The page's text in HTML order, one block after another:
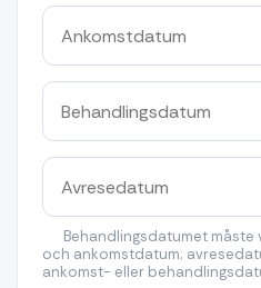
Behandlingsdatumet
och ankomstdatum;
ankomst- eller